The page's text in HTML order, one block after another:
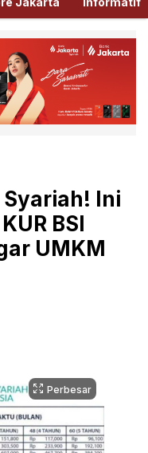
Ini
BSI
UMKM
Perbesar